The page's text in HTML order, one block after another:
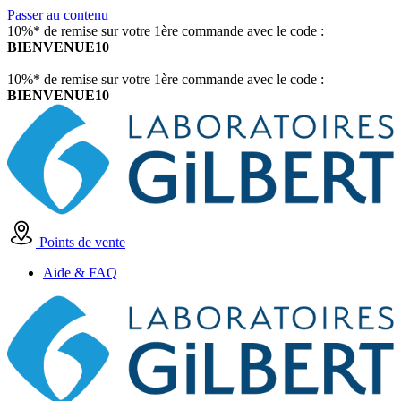
Passer au contenu
10%* de remise sur votre 1ère commande avec le code :
BIENVENUE10
10%* de remise sur votre 1ère commande avec le code :
BIENVENUE10
Points de vente
Aide & FAQ